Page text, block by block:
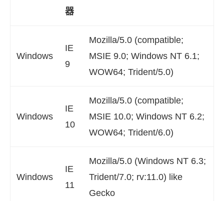
器
Windows
IE
9
Mozilla/5.0 (compatible;
MSIE 9.0; Windows NT 6.1;
WOW64; Trident/5.0)
Windows
IE
10
Mozilla/5.0 (compatible;
MSIE 10.0; Windows NT 6.2;
WOW64; Trident/6.0)
Windows
IE
11
Mozilla/5.0 (Windows NT 6.3;
Trident/7.0; rv:11.0) like
Gecko